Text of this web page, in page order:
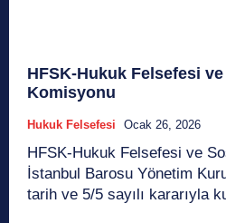
HFSK-Hukuk Felsefesi
Komisyonu
Hukuk Felsefesi Ocak 26, 2026
HFSK-Hukuk Felsefesi ve
İstanbul Barosu Yönetim
tarih ve 5/5 sayılı kararıyla